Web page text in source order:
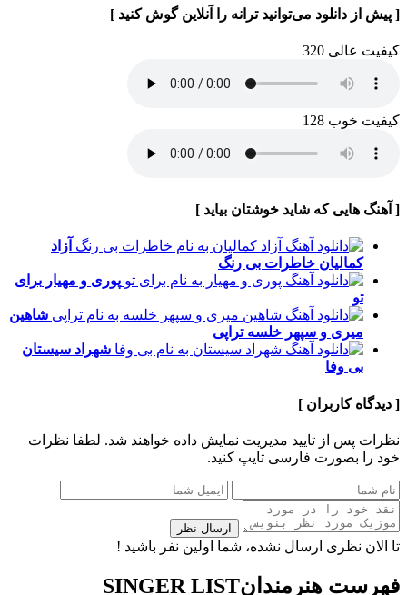
[ پیش از دانلود می‌توانید ترانه را آنلاین گوش کنید ]
کیفیت عالی 320
کیفیت خوب 128
[ آهنگ هایی که شاید خوشتان بیاید ]
آزاد
کمالیان خاطرات بی رنگ
پوری و مهیار برای
تو
شاهین
میری و سپهر خلسهتراپی
شهراد سیستان
بی وفا
[ دیدگاه کاربران ]
نظرات پس از تایید مدیریت نمایش داده خواهند شد. لطفا نظرات
خود را بصورت فارسی تایپ کنید.
ارسال نظر
تا الان نظری ارسال نشده، شما اولین نفر باشید !
فهرست هنرمندانSINGER LIST